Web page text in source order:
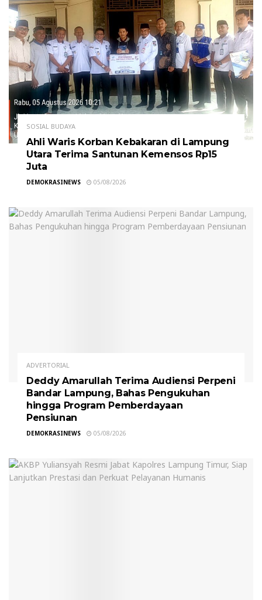
SOSIAL BUDAYA
Ahli Waris Korban Kebakaran di Lampung
Utara Terima Santunan Kemensos Rp15
Juta
DEMOKRASINEWS 05/08/2026
ADVERTORIAL
Deddy Amarullah Terima Audiensi Perpeni
Bandar Lampung, Bahas Pengukuhan
hingga Program Pemberdayaan
Pensiunan
DEMOKRASINEWS 05/08/2026